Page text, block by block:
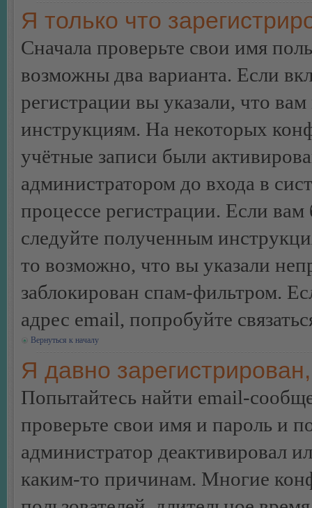
Я только что
Сначала проверьте свои имя
возможны два варианта. Если
регистрации вы указали, что
инструкциям. На некоторых
учётные записи были
администратором до входа в
процессе регистрации. Если
следуйте полученным
то возможно, что вы указали
заблокирован спам-фильтром.
адрес email, попробуйте
Вернуться к началу
Я давно
Попытайтесь найти email-
проверьте свои имя и пароль и
администратор деактивировал
каким-то причинам. Многие